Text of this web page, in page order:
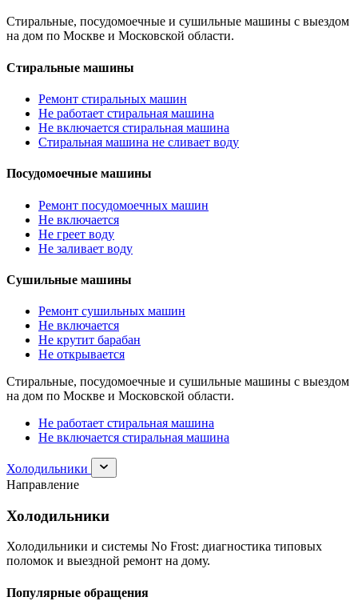
Стиральные, посудомоечные и сушильные машины с выездом
на дом по Москве и Московской области.
Стиральные машины
Ремонт стиральных машин
Не работает стиральная машина
Не включается стиральная машина
Стиральная машина не сливает воду
Посудомоечные машины
Ремонт посудомоечных машин
Не включается
Не греет воду
Не заливает воду
Сушильные машины
Ремонт сушильных машин
Не включается
Не крутит барабан
Не открывается
Стиральные, посудомоечные и сушильные машины с выездом
на дом по Москве и Московской области.
Не работает стиральная машина
Не включается стиральная машина
Холодильники
Раскрыть
раздел
Направление
Холодильники
Холодильники и системы No Frost: диагностика типовых
поломок и выездной ремонт на дому.
Популярные обращения